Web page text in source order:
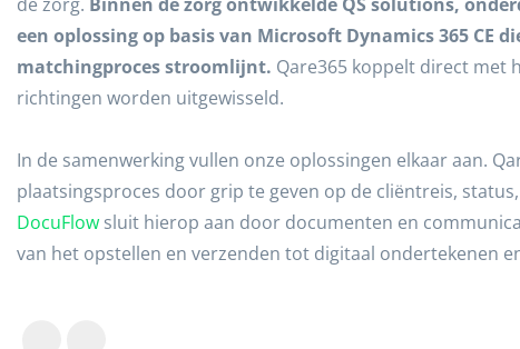
een oplossing op basis van Microsoft Dynamics 365 CE
matchingproces stroomlijnt. Qare365 koppelt direct met
richtingen worden uitgewisseld.
In de samenwerking vullen onze oplossingen elkaar aan.
plaatsingsproces door grip te geven op de cliëntreis,
DocuFlow sluit hierop aan door documenten en
van het opstellen en verzenden tot digitaal ondertekenen